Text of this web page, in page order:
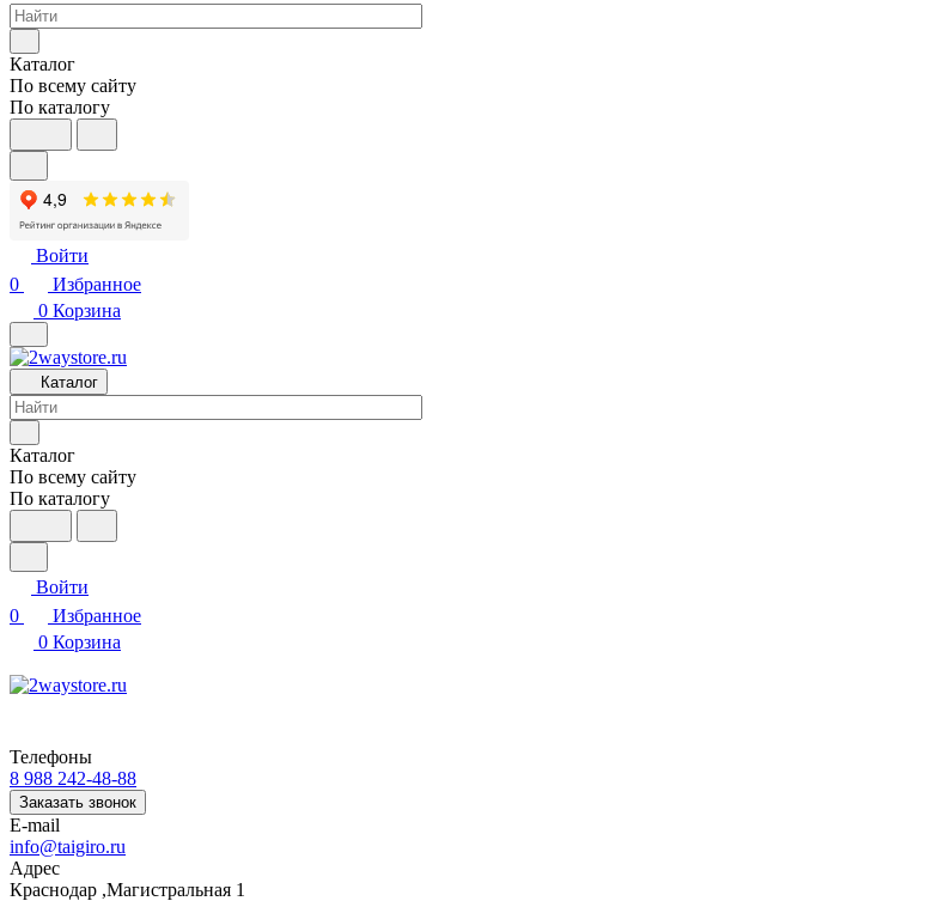
Каталог
По всему сайту
По каталогу
Войти
0
Избранное
0 Корзина
Каталог
Каталог
По всему сайту
По каталогу
Войти
0
Избранное
0 Корзина
Телефоны
8 988 242-48-88
Заказать звонок
E-mail
info@taigiro.ru
Адрес
Краснодар ,Магистральная 1